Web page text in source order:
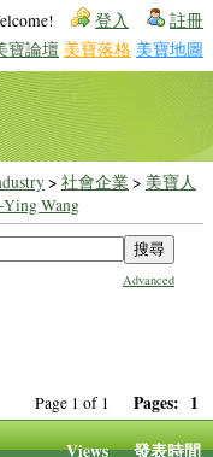
登入 註冊
寶論壇 美寶落格 美寶地圖
> 社會企業> 美寶人
Wang
Advanced
Page 1 of 1 Pages: 1
Views 發表時間